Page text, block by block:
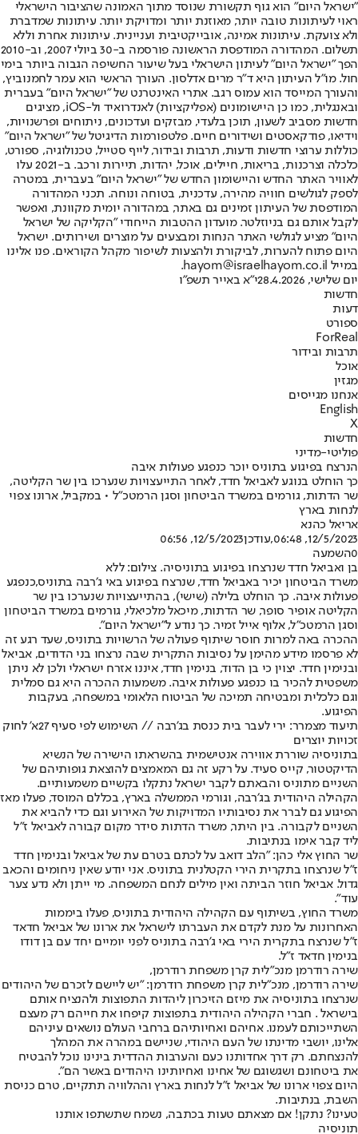
"ישראל היום" הוא גוף תקשורת שנוסד מתוך האמונה שהציבור הישראלי
ראוי לעיתונות טובה יותר, מאוזנת יותר ומדויקת יותר. עיתונות שמדברת
ולא צועקת. עיתונות אמינה, אובייקטיבית ועניינית. עיתונות אחרת וללא
תשלום. המהדורה המודפסת הראשונה פורסמה ב-30 ביולי 2007, וב-2010
הפך "ישראל היום" לעיתון הישראלי בעל שיעור החשיפה הגבוה ביותר בימי
חול. מו"ל העיתון היא ד"ר מרים אדלסון. העורך הראשי הוא עמר לחמנוביץ,
והעורך המייסד הוא עמוס רגב. אתרי האינטרנט של "ישראל היום" בעברית
ובאנגלית, כמו כן היישומונים (אפליקציות) לאנדרואיד ול-iOS, מציגים
חדשות מסביב לשעון, תוכן בלעדי, מבזקים ועדכונים, ניתוחים ופרשנויות,
וידיאו, פודקאסטים ושידורים חיים. פלטפורמות הדיגיטל של "ישראל היום"
כוללות ערוצי חדשות ודעות, תרבות ובידור, לייף סטייל, טכנולוגיה, ספורט,
כלכלה וצרכנות, בריאות, חיילים, אוכל, יהדות, תיירות ורכב. ב-2021 עלו
לאוויר האתר החדש והיישומון החדש של "ישראל היום" בעברית, במטרה
לספק לגולשים חוויה מהירה, עדכנית, בטוחה ונוחה. תכני המהדורה
המודפסת של העיתון זמינים גם באתר, במהדורה יומית מקוונת, ואפשר
לקבל אותם גם בניוזלטר. מועדון ההטבות הייחודי "הקליקה של ישראל
היום" מציע לגולשי האתר הנחות ומבצעים על מוצרים ושירותים. ישראל
היום פתוח להערות, לביקורת ולהצעות לשיפור מקהל הקוראים. פנו אלינו
במייל hayom@israelhayom.co.il.
יום שלישי, 28.4.2026
י"א באייר תשפ"ו
חדשות
דעות
ספורט
ForReal
תרבות ובידור
אוכל
מגזין
אנחנו מגייסים
English
X
חדשות
פוליטי-מדיני
הנרצח בפיגוע בתוניס יוכר כנפגע פעולות איבה
כך הוחלט בנוגע לאביאל חדד, לאחר התייעצויות שנערכו בין שר הקליטה,
שר הדתות, גורמים במשרד הביטחון וסגן הרמטכ״ל • במקביל, ארונו צפוי
לנחות בארץ
אריאל כהנא
12/5/2023, 06:48
,עודכן12/5/2023, 06:56
0השמעה
בן ואביאל חדד שנרצחו בפיגוע בתוניסיה. צילום: ללא
משרד הביטחון יכיר באביאל חדד, שנרצח בפיגוע באי ג׳רבה בתוניס,כנפגע
פעולות איבה. כך הוחלט בלילה (שישי), בהתייעצויות שנערכו בין שר
הקליטה אופיר סופר, שר הדתות, מיכאל מלכיאלי, גורמים במשרד הביטחון
וסגן הרמטכ״ל, אלוף אייל זמיר. כך נודע ל"ישראל היום".
ההכרה באה למרות חוסר שיתוף פעולה של הרשויות בתוניס, שעד רגע זה
לא פרסמו מידע מהימן על נסיבות התקרית שבה נרצחו בני הדודים, אביאל
ובנימין חדד. יצוין כי בן הדוד, בנימין חדד, איננו אזרח ישראלי ולכן לא ניתן
משפטית להכיר בו כנפגע פעולות איבה. משמעות ההכרה היא גם סמלית
וגם כלכלית ומבטיחה תמיכה של הביטוח הלאומי במשפחה, בעקבות
הפיגוע.
תיעוד מצמרר: ירי לעבר בית כנסת בג'רבה // השימוש לפי סעיף 27א' לחוק
זכויות יוצרים
בתוניסיה שוררת אווירה אנטישמית בהשראתו הישירה של הנשיא
הדיקטטור, קייס סעיד. על רקע זה גם המאמצים להוצאת גופותיהם של
השניים מתוניס והבאתם לקבר ישראל נתקלו בקשיים משמעותיים.
הקהילה היהודית בג׳רבה, וגורמי הממשלה בארץ, בכללם המוסד, פעלו מאז
הפיגוע גם לברר את נסיבותיו המדויקות של האירוע וגם כדי להביא את
השניים לקבורה. בין היתר, משרד הדתות סידר מקום קבורה לאביאל ז״ל
ליד קבר אימו בנתיבות.
שר החוץ אלי כהן: "הלב דואב על לכתם בטרם עת של אביאל ובנימין חדד
ז"ל שנרצחו בתקרית הירי הקטלנית בתוניס. אני יודע שאין ניחומים והכאב
גדול. אביאל חוזר הביתה ואין מילים לנחם המשפחה. מי ייתן ולא נדע צער
עוד".
משרד החוץ, בשיתוף עם הקהילה היהודית בתוניס, פעלו ביממות
האחרונות על מנת לקדם את העברתו לישראל את ארונו של אביאל חדאד
ז"ל שנרצח בתקרית הירי באי ג'רבה בתוניס לפני יומיים יחד עם בן דודו
בנימין חדאד ז"ל.
שירה רודרמן מנכ״לית קרן משפחת רודרמן,
שירה רודרמן, מנכ״לית קרן משפחת רודרמן: "יש ליישם לזכרם של היהודים
שנרצחו בתוניסיה את מיזם הזיכרון ליהדות התפוצות ולהנציח אותם
בישראל . חברי הקהילה היהודית בתפוצות קיפחו את חייהם רק מעצם
השתייכותם לעמנו. אחיהם ואחיותיהם ברחבי העולם נושאים עיניהם
אלינו, יושבי מדינתו של העם היהודי, שניישם במהרה את המהלך
להנצחתם. רק דרך אחדותנו כעם והערבות ההדדית בינינו נוכל להבטיח
את ביטחונם ושגשוגם של אחינו ואחיותינו היהודים באשר הם".
היום צפוי ארונו של אביאל ז"ל לנחות בארץ וההלוויה תתקיים, טרם כניסת
השבת, בנתיבות.
טעינו? נתקן! אם מצאתם טעות בכתבה, נשמח שתשתפו אותנו
תוניסיה